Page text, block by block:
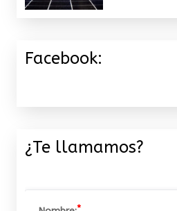
Facebook:
¿Te llamamos?